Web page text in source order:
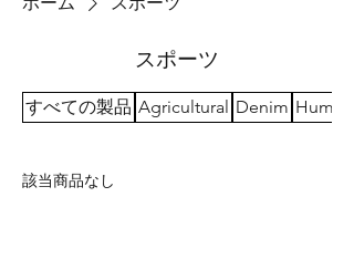
スポーツ
すべての製品 Agricultural Denim Humor
該当商品なし